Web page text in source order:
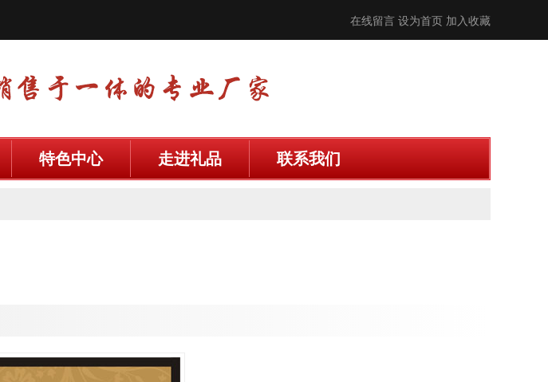
在线留言 设为首页 加入收藏
特色中心 走进礼品 联系我们